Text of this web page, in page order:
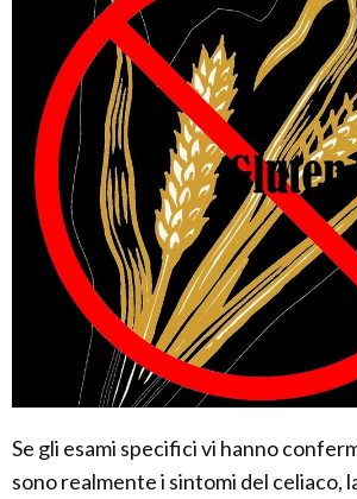
Se gli esami specifici vi hanno
sono realmente i sintomi del celiaco,